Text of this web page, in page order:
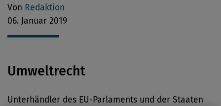
Von Redaktion
06. Januar 2019
Umweltrecht
Unterhändler des EU-Parlaments und der Staaten